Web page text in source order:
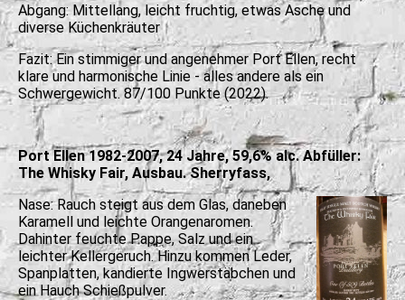
Abgang: Mittellang, leicht fruchtig, etwas Asche und
diverse Küchenkräuter
Fazit: Ein stimmiger und angenehmer Port Ellen, recht
klare und harmonische Linie - alles andere als ein
Schwergewicht. 87/100 Punkte (2022).
Port Ellen 1982-2007, 24 Jahre, 59,6% alc. Abfüller:
The Whisky Fair, Ausbau. Sherryfass,
Nase: Rauch steigt aus dem Glas, daneben
Karamell und leichte Orangenaromen.
Dahinter feuchte Pappe, Salz und ein
leichter Kellergeruch. Hinzu kommen Leder,
Spanplatten, kandierte Ingwerstäbchen und
ein Hauch Schießpulver.